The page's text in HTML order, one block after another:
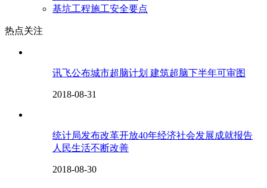
基坑工程施工安全要点
热点关注
讯飞公布城市超脑计划 建筑超脑下半年可审图
2018-08-31
统计局发布改革开放40年经济社会发展成就报告
人民生活不断改善
2018-08-30